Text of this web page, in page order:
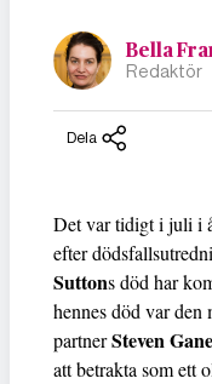
Bella
Redaktör
Dela
Det var tidigt i juli i
efter
Suttons död har
hennes död var den
partnerSteven Gane
att betrakta som ett